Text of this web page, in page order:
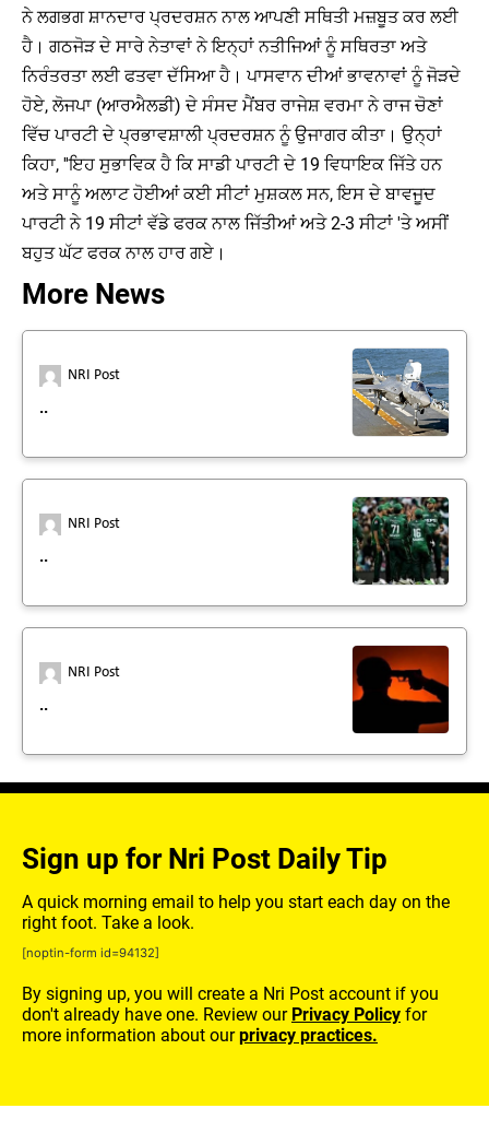
ਨੇ ਲਗਭਗ ਸ਼ਾਨਦਾਰ ਪ੍ਰਦਰਸ਼ਨ ਨਾਲ ਆਪਣੀ ਸਥਿਤੀ ਮਜ਼ਬੂਤ ​​ਕਰ ਲਈ
ਹੈ। ਗਠਜੋੜ ਦੇ ਸਾਰੇ ਨੇਤਾਵਾਂ ਨੇ ਇਨ੍ਹਾਂ ਨਤੀਜਿਆਂ ਨੂੰ ਸਥਿਰਤਾ ਅਤੇ
ਨਿਰੰਤਰਤਾ ਲਈ ਫਤਵਾ ਦੱਸਿਆ ਹੈ। ਪਾਸਵਾਨ ਦੀਆਂ ਭਾਵਨਾਵਾਂ ਨੂੰ ਜੋੜਦੇ
ਹੋਏ, ਲੋਜਪਾ (ਆਰਐਲਡੀ) ਦੇ ਸੰਸਦ ਮੈਂਬਰ ਰਾਜੇਸ਼ ਵਰਮਾ ਨੇ ਰਾਜ ਚੋਣਾਂ
ਵਿੱਚ ਪਾਰਟੀ ਦੇ ਪ੍ਰਭਾਵਸ਼ਾਲੀ ਪ੍ਰਦਰਸ਼ਨ ਨੂੰ ਉਜਾਗਰ ਕੀਤਾ। ਉਨ੍ਹਾਂ
ਕਿਹਾ, ''ਇਹ ਸੁਭਾਵਿਕ ਹੈ ਕਿ ਸਾਡੀ ਪਾਰਟੀ ਦੇ 19 ਵਿਧਾਇਕ ਜਿੱਤੇ ਹਨ
ਅਤੇ ਸਾਨੂੰ ਅਲਾਟ ਹੋਈਆਂ ਕਈ ਸੀਟਾਂ ਮੁਸ਼ਕਲ ਸਨ, ਇਸ ਦੇ ਬਾਵਜੂਦ
ਪਾਰਟੀ ਨੇ 19 ਸੀਟਾਂ ਵੱਡੇ ਫਰਕ ਨਾਲ ਜਿੱਤੀਆਂ ਅਤੇ 2-3 ਸੀਟਾਂ 'ਤੇ ਅਸੀਂ
ਬਹੁਤ ਘੱਟ ਫਰਕ ਨਾਲ ਹਾਰ ਗਏ।
More News
NRI Post
..
NRI Post
..
NRI Post
..
Sign up for Nri Post Daily Tip
A quick morning email to help you start each day on the
right foot. Take a look.
[noptin-form id=94132]
By signing up, you will create a Nri Post account if you
don't already have one. Review our Privacy Policy for
more information about ourprivacy practices.